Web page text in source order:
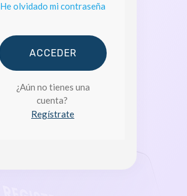
He olvidado mi contraseña
ACCEDER
¿Aún no tienes una
cuenta?
Regístrate